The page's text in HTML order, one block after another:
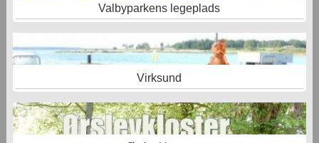
Valbyparkens legeplads
Virksund